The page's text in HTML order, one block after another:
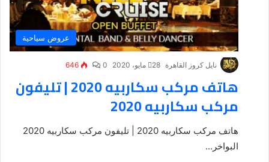
عروض سياحية
نايل كروز القاهرة 28 مايو، 2020 0
646
هاتف مركب سكاربيه 2020 | تليفون
مركب سكاربيه 2020
البواخر...